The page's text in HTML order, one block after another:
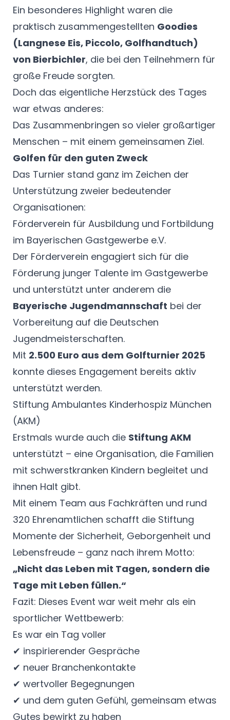
Ein besonderes Highlight waren die
praktisch zusammengestellten Goodies
(Langnese Eis, Piccolo, Golfhandtuch)
von Bierbichler, die bei den Teilnehmern für
große Freude sorgten.
Doch das eigentliche Herzstück des Tages
war etwas anderes:
Das Zusammenbringen so vieler großartiger
Menschen – mit einem gemeinsamen Ziel.
Golfen für den guten Zweck
Das Turnier stand ganz im Zeichen der
Unterstützung zweier bedeutender
Organisationen:
Förderverein für Ausbildung und Fortbildung
im Bayerischen Gastgewerbe e.V.
Der Förderverein engagiert sich für die
Förderung junger Talente im Gastgewerbe
und unterstützt unter anderem die
Bayerische Jugendmannschaft bei der
Vorbereitung auf die Deutschen
Jugendmeisterschaften.
Mit 2.500 Euro aus dem Golfturnier 2025
konnte dieses Engagement bereits aktiv
unterstützt werden.
Stiftung Ambulantes Kinderhospiz München
(AKM)
Erstmals wurde auch die Stiftung AKM
unterstützt – eine Organisation, die Familien
mit schwerstkranken Kindern begleitet und
ihnen Halt gibt.
Mit einem Team aus Fachkräften und rund
320 Ehrenamtlichen schafft die Stiftung
Momente der Sicherheit, Geborgenheit und
Lebensfreude – ganz nach ihrem Motto:
„Nicht das Leben mit Tagen, sondern die
Tage mit Leben füllen.“
Fazit: Dieses Event war weit mehr als ein
sportlicher Wettbewerb:
Es war ein Tag voller
✔ inspirierender Gespräche
✔ neuer Branchenkontakte
✔ wertvoller Begegnungen
✔ und dem guten Gefühl, gemeinsam etwas
Gutes bewirkt zu haben